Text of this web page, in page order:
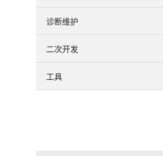
诊断维护
二次开发
工具